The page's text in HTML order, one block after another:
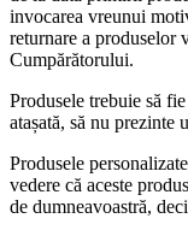
invocarea vreunui
returnare a produselor
Cumpărătorului.
Produsele trebuie să
atașată, să nu prezinte
Produsele
vedere că aceste
de dumneavoastră,